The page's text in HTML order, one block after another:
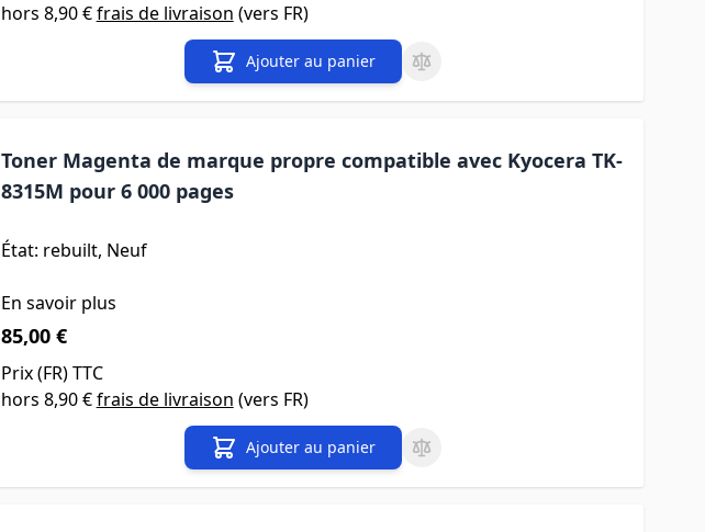
hors 8,90 €frais de livraison (vers FR)
Ajouter au panier
Toner Magenta de marque propre compatible avec Kyocera TK-
8315M pour 6 000 pages
État: rebuilt, Neuf
En savoir plus
85,00 €
Prix (FR) TTC
hors 8,90 €frais de livraison (vers FR)
Ajouter au panier